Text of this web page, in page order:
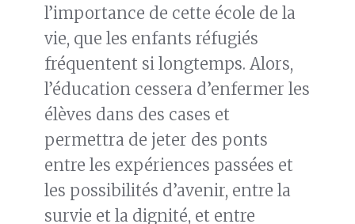
l’importance de cette école de la
vie, que les enfants réfugiés
fréquentent si longtemps. Alors,
l’éducation cessera d’enfermer les
élèves dans des cases et
permettra de jeter des ponts
entre les expériences passées et
les possibilités d’avenir, entre la
survie et la dignité, et entre